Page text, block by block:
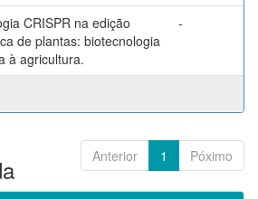
CRISPR na edição
de plantas: biotecnologia
à agricultura.
-
Anterior 1 Póximo